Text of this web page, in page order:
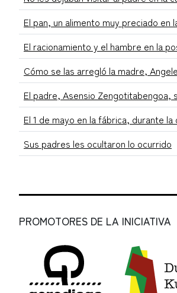
El pan, un alimento muy preciado en
El racionamiento y el hambre en la
Cómo se las arregló la madre,
El padre, Asensio Zengotitabengoa,
El 1 de mayo en la fábrica, durante
Sus padres les ocultaron lo ocurrido
PROMOTORES DE LA INICIATIVA